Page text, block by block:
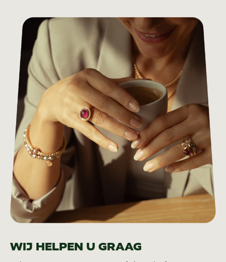
WIJ HELPEN U GRAAG